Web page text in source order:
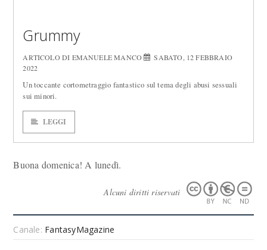
Grummy
ARTICOLO DI EMANUELE MANCO
SABATO, 12 FEBBRAIO
2022
Un toccante cortometraggio fantastico sul tema degli abusi sessuali
sui minori.
LEGGI
Buona domenica! A lunedì.
Alcuni diritti riservati
Canale: FantasyMagazine